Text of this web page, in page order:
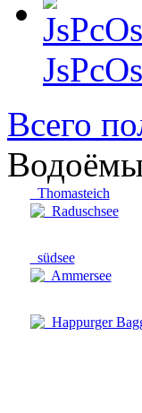
Всего
Thomasteich
Raduschsee
südsee
Ammersee
Happurger